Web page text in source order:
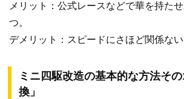
メリット：公式レースなどで華を持た
つ。
デメリット：スピードにさほど関係ない
ミニ四駆改造の基本的な方法そ
換」